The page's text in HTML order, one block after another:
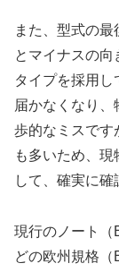
また、型式の
とマイナスの向
タイプを採用
届かなくなり
歩的なミスです
も多いため、
して、確実に確
現行のノート（
どの欧州規格